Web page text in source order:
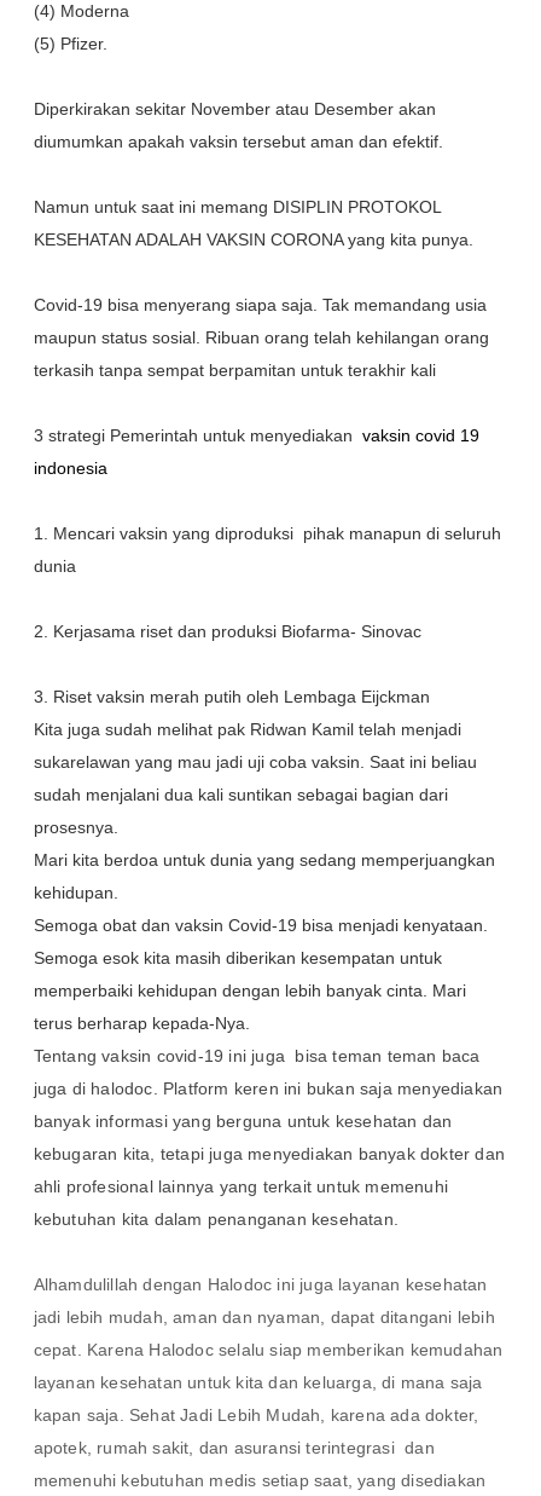
(4) Moderna
(5) Pfizer.
Diperkirakan sekitar November atau Desember akan
diumumkan apakah vaksin tersebut aman dan efektif.
Namun untuk saat ini memang DISIPLIN PROTOKOL
KESEHATAN ADALAH VAKSIN CORONA yang kita punya.
Covid-19 bisa menyerang siapa saja. Tak memandang usia
maupun status sosial. Ribuan orang telah kehilangan orang
terkasih tanpa sempat berpamitan untuk terakhir kali
3 strategi Pemerintah untuk menyediakan vaksin covid 19
indonesia
1. Mencari vaksin yang diproduksi pihak manapun di seluruh
dunia
2. Kerjasama riset dan produksi Biofarma- Sinovac
3. Riset vaksin merah putih oleh Lembaga Eijckman
Kita juga sudah melihat pak Ridwan Kamil telah menjadi
sukarelawan yang mau jadi uji coba vaksin. Saat ini beliau
sudah menjalani dua kali suntikan sebagai bagian dari
prosesnya.
Mari kita berdoa untuk dunia yang sedang memperjuangkan
kehidupan.
Semoga obat dan vaksin Covid-19 bisa menjadi kenyataan.
Semoga esok kita masih diberikan kesempatan untuk
memperbaiki kehidupan dengan lebih banyak cinta. Mari
terus berharap kepada-Nya.
Tentang vaksin covid-19 ini juga bisa teman teman baca
juga di halodoc. Platform keren ini bukan saja menyediakan
banyak informasi yang berguna untuk kesehatan dan
kebugaran kita, tetapi juga menyediakan banyak dokter dan
ahli profesional lainnya yang terkait untuk memenuhi
kebutuhan kita dalam penanganan kesehatan.
Alhamdulillah dengan Halodoc ini juga layanan kesehatan
jadi lebih mudah, aman dan nyaman, dapat ditangani lebih
cepat. Karena Halodoc selalu siap memberikan kemudahan
layanan kesehatan untuk kita dan keluarga, di mana saja
kapan saja. Sehat Jadi Lebih Mudah, karena ada dokter,
apotek, rumah sakit, dan asuransi terintegrasi dan
memenuhi kebutuhan medis setiap saat, yang disediakan